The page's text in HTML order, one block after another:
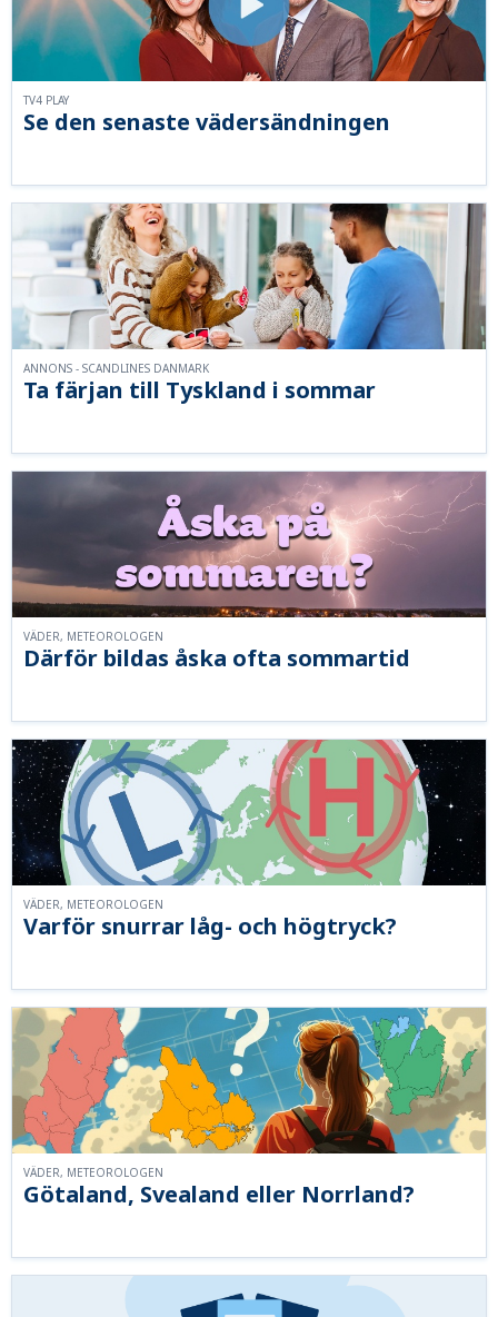
Se den senaste vädersändningen
TV4 PLAY
Ta färjan till Tyskland i sommar
ANNONS - SCANDLINES DANMARK
Därför bildas åska ofta sommartid
VÄDER, METEOROLOGEN
Varför snurrar låg- och högtryck?
VÄDER, METEOROLOGEN
Götaland, Svealand eller Norrland?
VÄDER, METEOROLOGEN